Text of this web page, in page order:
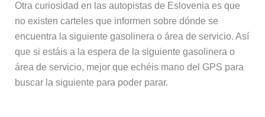
Otra curiosidad en las autopistas de Eslovenia es que
no existen carteles que informen sobre dónde se
encuentra la siguiente gasolinera o área de servicio. Así
que si estáis a la espera de la siguiente gasolinera o
área de servicio, mejor que echéis mano del GPS para
buscar la siguiente para poder parar.